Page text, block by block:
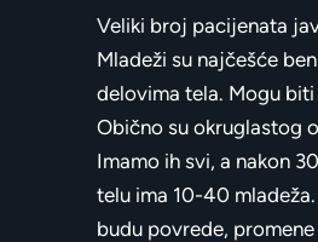
Veliki broj pacijenata
Mladeži su najčešće
delovima tela. Mogu
Obično su okruglastog
Imamo ih svi, a nakon
telu ima 10-40
budu povrede,